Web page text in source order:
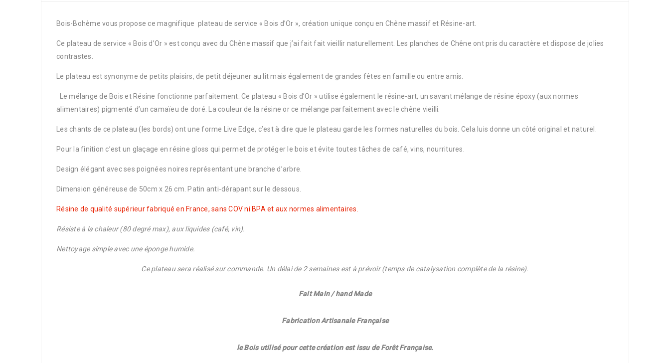
Bois-Bohème vous propose ce magnifique plateau de service « Bois d’Or », création unique conçu en Chêne massif et Résine-art.
Ce plateau de service « Bois d’Or » est conçu avec du Chêne massif que j’ai fait fait vieillir naturellement. Les planches de Chêne ont pris du caractère et dispose de jolies
contrastes.
Le plateau est synonyme de petits plaisirs, de petit déjeuner au lit mais également de grandes fêtes en famille ou entre amis.
Le mélange de Bois et Résine fonctionne parfaitement. Ce plateau « Bois d’Or » utilise également le résine-art, un savant mélange de résine époxy (aux normes
alimentaires) pigmenté d’un camaïeu de doré. La couleur de la résine or ce mélange parfaitement avec le chêne vieilli.
Les chants de ce plateau (les bords) ont une forme Live Edge, c’est à dire que le plateau garde les formes naturelles du bois. Cela luis donne un côté original et naturel.
Pour la finition c’est un glaçage en résine gloss qui permet de protéger le bois et évite toutes tâches de café, vins, nourritures.
Design élégant avec ses poignées noires représentant une branche d’arbre.
Dimension généreuse de 50cm x 26 cm. Patin anti-dérapant sur le dessous.
Résine de qualité supérieur fabriqué en France, sans COV ni BPA et aux normes alimentaires.
Résiste à la chaleur (80 degré max), aux liquides (café, vin).
Nettoyage simple avec une éponge humide.
Ce plateau sera réalisé sur commande. Un délai de 2 semaines est à prévoir (temps de catalysation complète de la résine).
Fait Main / hand Made
Fabrication Artisanale Française
le Bois utilisé pour cette création est issu de Forêt Française.